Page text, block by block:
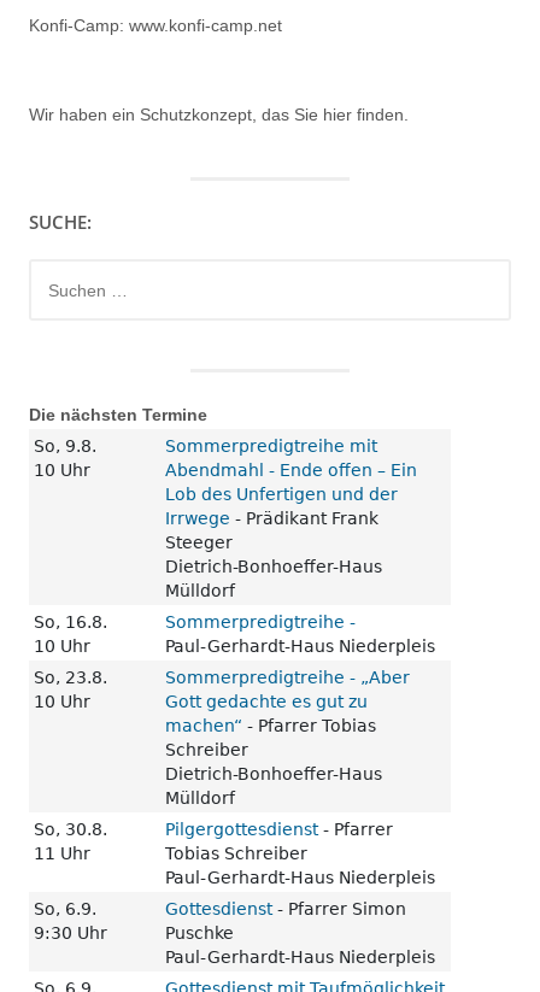
Konfi-Camp: www.konfi-camp.net
Wir haben ein Schutzkonzept, das Sie hier finden.
SUCHE:
nach:
Die nächsten Termine